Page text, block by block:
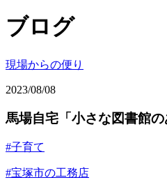
ブログ
現場からの便り
2023/08/08
馬場自宅「小さな図書館
#子育て
#宝塚市の工務店